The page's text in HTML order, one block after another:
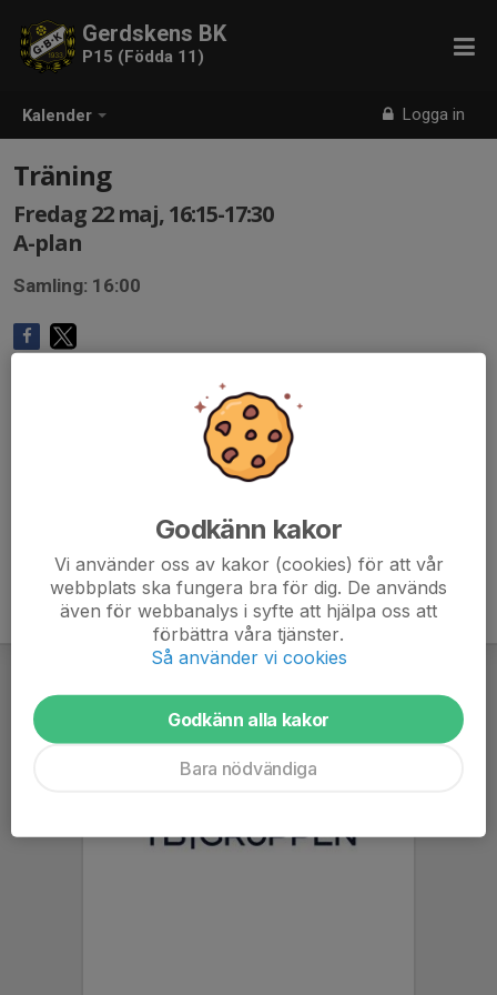
Kalender Logga in
Gerdskens BK
P15 (Födda 11)
Träning
Fredag 22 maj, 16:15-17:30
A-plan
Samling: 16:00
Godkänn kakor
Vi använder oss av kakor (cookies) för att vår
webbplats ska fungera bra för dig. De används
även för webbanalys i syfte att hjälpa oss att
förbättra våra tjänster.
Så använder vi cookies
Godkänn alla kakor
Bara nödvändiga